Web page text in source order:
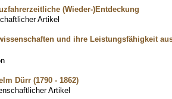
(Wieder-)Entdeckung
Artikel
und ihre Leistungsfähigkeit
Dürr (1790 - 1862)
Artikel